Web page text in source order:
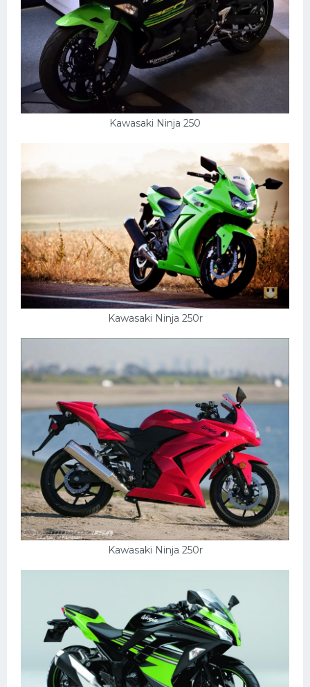
Kawasaki Ninja 250
Kawasaki Ninja 250r
Kawasaki Ninja 250r
Рено
Прогулочные суда
Хендай
Лимузины
Камаз
Грузовики
УАЗ
Кадиллак
Автокемпер
Ямаха
Додж
Эмблемы
Спецтехника